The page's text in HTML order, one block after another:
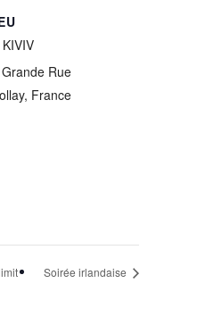
Rue
, France
Soirée irlandaise